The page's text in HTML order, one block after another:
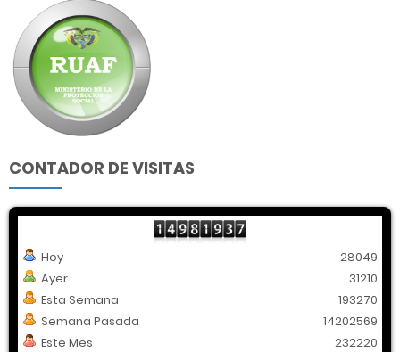
CONTADOR DE VISITAS
Hoy
Ayer
Esta Semana
Semana Pasada
Este Mes
28049
31210
193270
14202569
232220